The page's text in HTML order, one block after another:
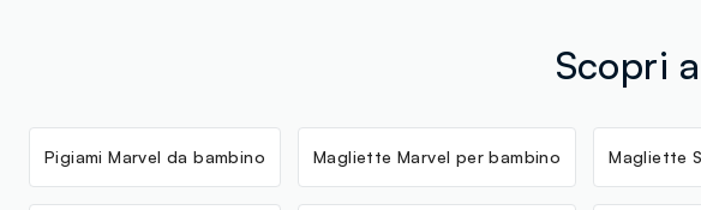
Scopri
Pigiami Marvel da bambino Magliette Marvel per bambino Magliette